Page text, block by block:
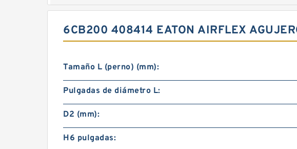
6CB200 408414 EATON AIRFLEX
Tamaño L (perno) (mm):
Pulgadas de diámetro L:
D2 (mm):
H6 pulgadas: